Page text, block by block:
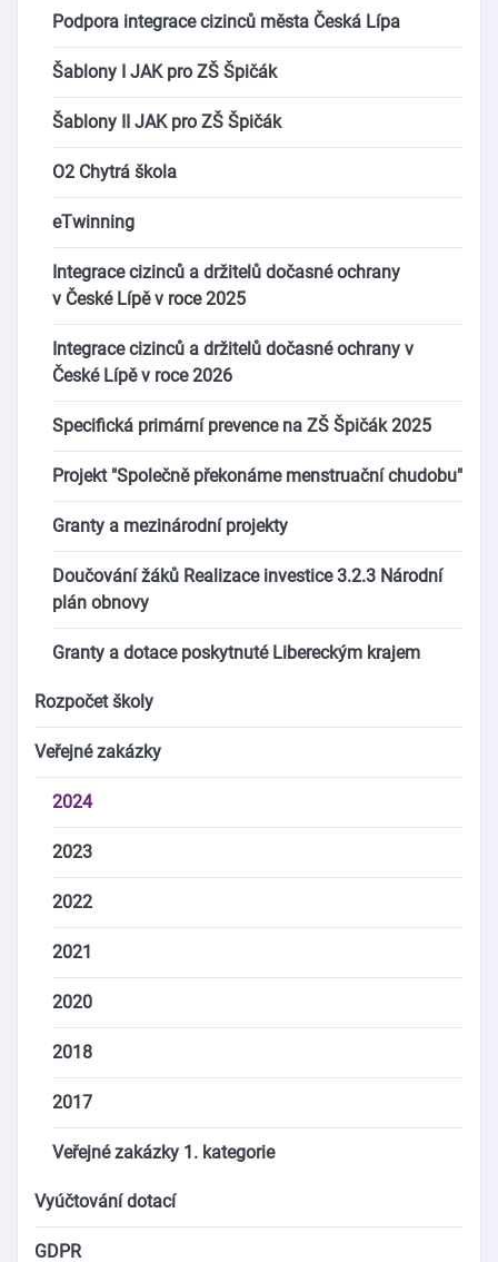
Podpora integrace cizinců města Česká Lípa
Šablony I JAK pro ZŠ Špičák
Šablony II JAK pro ZŠ Špičák
O2 Chytrá škola
eTwinning
Integrace cizinců a držitelů dočasné ochrany
v České Lípě v roce 2025
Integrace cizinců a držitelů dočasné ochrany v
České Lípě v roce 2026
Specifická primární prevence na ZŠ Špičák 2025
Projekt "Společně překonáme menstruační chudobu"
Granty a mezinárodní projekty
Doučování žáků Realizace investice 3.2.3 Národní
plán obnovy
Granty a dotace poskytnuté Libereckým krajem
Rozpočet školy
Veřejné zakázky
2024
2023
2022
2021
2020
2018
2017
Veřejné zakázky 1. kategorie
Vyúčtování dotací
GDPR